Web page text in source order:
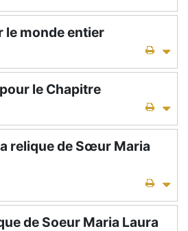
le monde entier
le Chapitre
relique de Sœur Maria
de Soeur Maria Laura